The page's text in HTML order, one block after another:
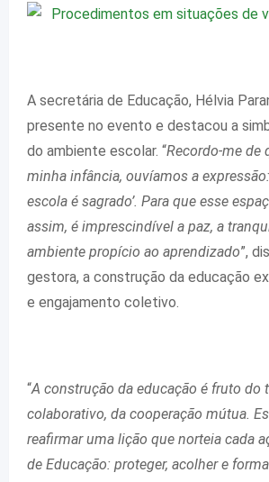
A secretária de Educação, Hélvia
presente no evento e destacou a
do ambiente escolar. “Recordo-me de
minha infância, ouvíamos a expressão:
escola é sagrado’. Para que esse
assim, é imprescindível a paz, a
ambiente propício ao aprendizado”,
gestora, a construção da educação
e engajamento coletivo.
“A construção da educação é fruto do
colaborativo, da cooperação mútua.
reafirmar uma lição que norteia cada
de Educação: proteger, acolher e